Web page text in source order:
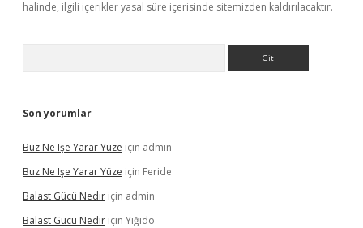
halinde, ilgili içerikler yasal süre içerisinde sitemizden kaldırılacaktır.
Son yorumlar
Buz Ne Işe Yarar Yüze için admin
Buz Ne Işe Yarar Yüze için Feride
Balast Gücü Nedir için admin
Balast Gücü Nedir için Yiğido